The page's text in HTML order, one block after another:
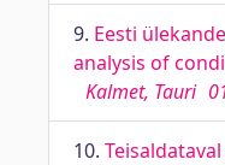
9. Eesti
analysis of
Kalmet, Tauri
10.